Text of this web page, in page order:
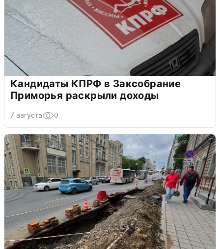
Кандидаты КПРФ в Заксобрание
Приморья раскрыли доходы
7 августа 0